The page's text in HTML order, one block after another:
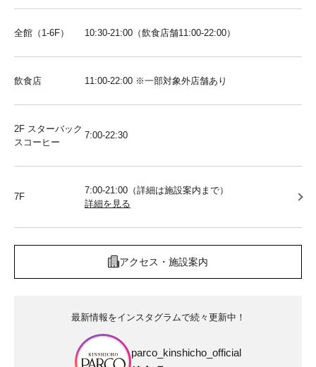
全館（1-6F） 10:30-21:00（飲食店舗11:00-22:00）
飲食店 11:00-22:00 ※一部対象外店舗あり
2F スターバック
スコーヒー
7:00-22:30
7F
7:00-21:00（詳細は施設案内まで）
詳細を見る
アクセス・施設案内
最新情報をインスタグラムで続々更新中！
parco_kinshicho_official